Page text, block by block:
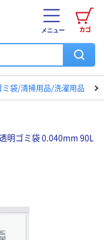
カゴ
メニュー
ミ袋/清掃用品/洗濯用品
明ゴミ袋 0.040mm 90L